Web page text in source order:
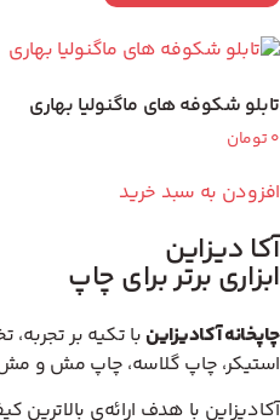
تابلو شکوفه های ماگنولیا بهاری
0تومان
افزودن به سبد خرید
آکا دیزاین
ابزاری برتر برای چاپ
چاپخانه آکادیزاین با تکیه بر
استیکر، چاپ گلاسه، چاپ مش و مش
آکادیزاین با هدف ارائه‌ی